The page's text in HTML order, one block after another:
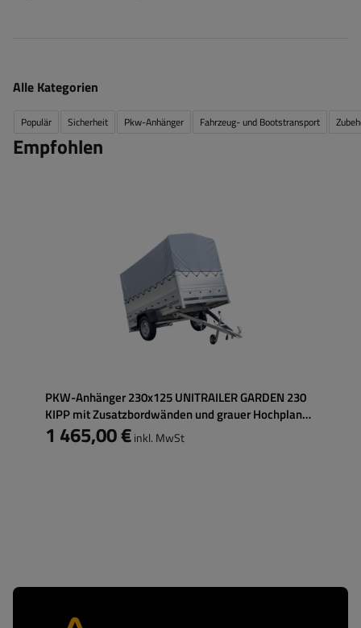
Alle Kategorien
Populär Sicherheit Pkw-Anhänger Fahrzeug- und Bootstransport
Empfohlen
PKW-Anhänger 230x125 UNITRAILER GARDEN 230
KIPP mit Zusatzbordwänden und grauer Hochplane
80 cm
1 465,00 €inkl. MwSt